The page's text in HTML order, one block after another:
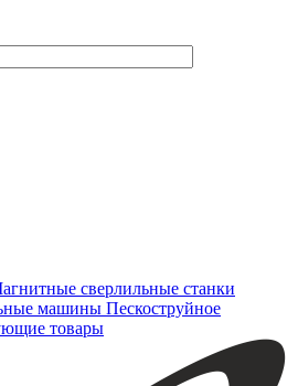
сверлильные станки
машины Пескоструйное
товары